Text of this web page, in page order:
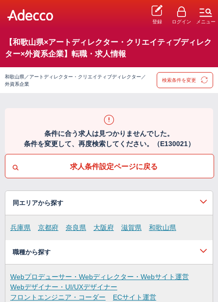
登録 ログイン メニュー
【和歌山県×アートディレクター・クリエイティブディレク
ター×外資系企業】転職・求人情報
和歌山県／アートディレクター・クリエイティブディレクター／
外資系企業
検索条件を変更
条件に合う求人は見つかりませんでした。
条件を変更して、再度検索してください。（E130021）
求人条件設定ページに戻る
同エリアから探す
兵庫県 京都府 奈良県 大阪府 滋賀県 和歌山県
職種から探す
Webプロデューサー・Webディレクター・Webサイト運営
Webデザイナー・UI/UXデザイナー
フロントエンジニア・コーダー
ECサイト運営